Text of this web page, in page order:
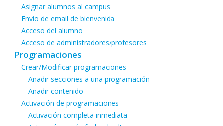
Asignar alumnos al campus
Envío de email de bienvenida
Acceso del alumno
Acceso de administradores/profesores
Programaciones
Crear/Modificar programaciones
Añadir secciones a una programación
Añadir contenido
Activación de programaciones
Activación completa inmediata